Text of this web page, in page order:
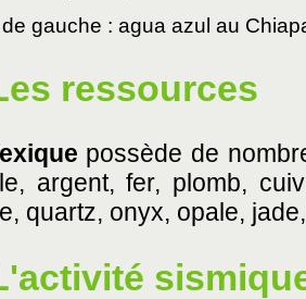
gauche : agua azul au
ressources
possède de
argent, fer, plomb,
quartz, onyx, opale,